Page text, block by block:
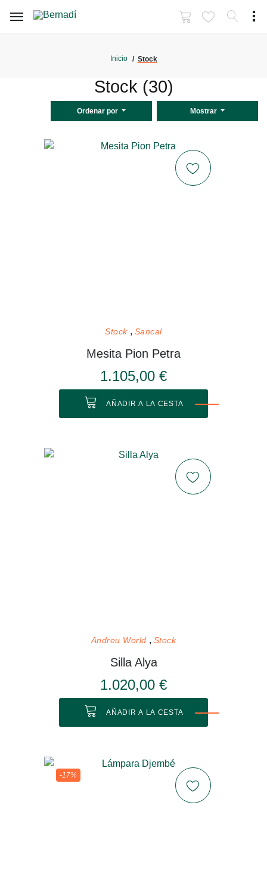
Inicio Stock
Stock (30)
Ordenar por Mostrar
Stock Sancal
Mesita Pion Petra
1.105,00 €
AÑADIR A LA CESTA
Andreu World Stock
Silla Alya
1.020,00 €
AÑADIR A LA CESTA
-17%